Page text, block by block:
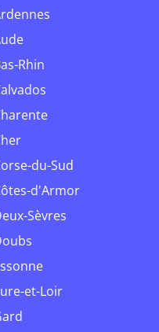
Ardennes
Aude
Bas-Rhin
Calvados
Charente
Cher
Corse-du-Sud
Côtes-d'Armor
Deux-Sèvres
Doubs
Essonne
Eure-et-Loir
Gard